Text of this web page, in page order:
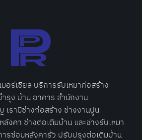
อร์เชียล บริการรับเหมาก่อสร้าง
รุง บ้าน อาคาร สำนักงาน
เรามีช่างก่อสร้าง ช่างงานปูน
ลังคา ช่างต่อเติมบ้าน และช่างรับเหมา
ารซ่อมหลังคารั่ว ปรับปรุงต่อเติมบ้าน